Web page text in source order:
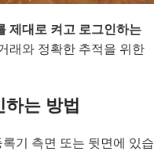
제대로 켜고 로그인하는
래와 정확한 추적을 위한
는 방법
기 측면 또는 뒷면에 있습